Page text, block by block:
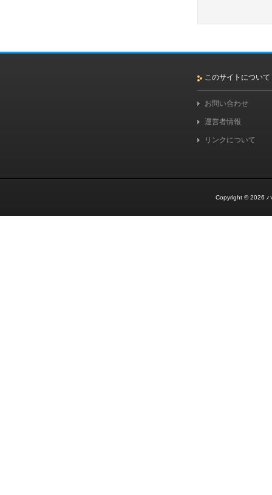
このサイトについて
お問い合わせ
運営者情報
リンクについて
Copyright © 2026